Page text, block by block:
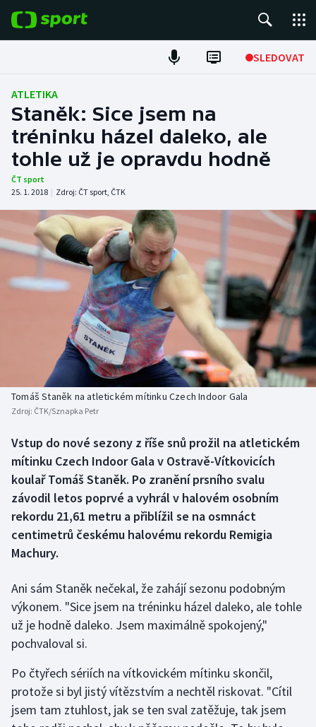
SLEDOVAT
Fotbal
Hokej
Tenis
Atletika
Cyklistika
DALŠÍ SPORTY
Americký fotbal
Baseball a softbal
Basketbal
Biatlon
Box
Curling
Dostihy
Florbal
Golf
Gymnastika
Házená
NEPŘEHLÉDNĚTE
Historické návraty
Aplikace ČT sport
ATLETIKA
Staněk: Sice jsem na
tréninku házel daleko, ale
tohle už je opravdu hodně
ČT sport
25. 1. 2018 | Zdroj: ČT sport, ČTK
Tomáš Staněk na atletickém mítinku Czech Indoor Gala
Zdroj: ČTK/Sznapka Petr
Vstup do nové sezony z říše snů prožil na atletickém
mítinku Czech Indoor Gala v Ostravě-Vítkovicích
koulař Tomáš Staněk. Po zranění prsního svalu
závodil letos poprvé a vyhrál v halovém osobním
rekordu 21,61 metru a přiblížil se na osmnáct
centimetrů českému halovému rekordu Remigia
Machury.
Ani sám Staněk nečekal, že zahájí sezonu podobným
výkonem. "Sice jsem na tréninku házel daleko, ale tohle
už je hodně daleko. Jsem maximálně spokojený,"
pochvaloval si.
Po čtyřech sériích na vítkovickém mítinku skončil,
protože si byl jistý vítězstvím a nechtěl riskovat. "Cítil
jsem tam ztuhlost, jak se ten sval zatěžuje, tak jsem